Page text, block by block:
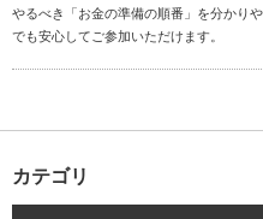
やるべき「お金の準備の順番」を分かり
でも安心してご参加いただけます。
カテゴリ